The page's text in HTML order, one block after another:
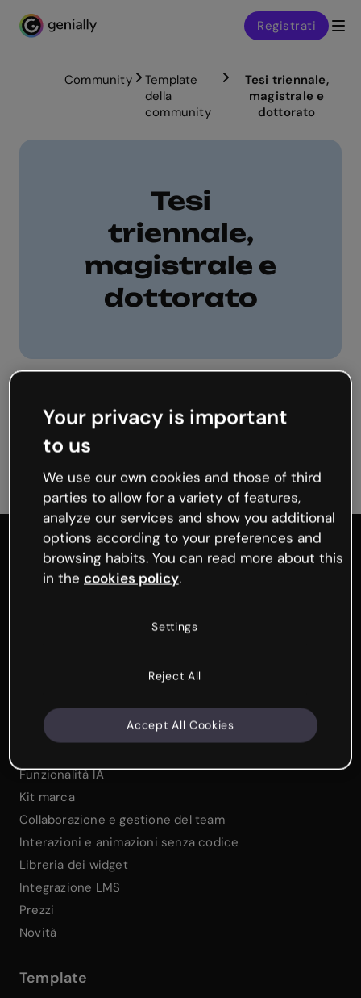
Genialy home page
Registrati
Community
Template
della
community
Tesi triennale,
magistrale e
dottorato
Tesi
triennale,
magistrale e
dottorato
Tutti i formati
Genialy home page
Generatore di domande e quiz
Presenta e gioca in tempo reale
Funzionalità IA
Kit marca
Collaborazione e gestione del team
Interazioni e animazioni senza codice
Libreria dei widget
Integrazione LMS
Prezzi
Novità
Template
Your privacy is important
to us
We use our own cookies and those of third
parties to allow for a variety of features,
analyze our services and show you additional
options according to your preferences and
browsing habits. You can read more about this
in the cookies policy.
Settings
Reject All
Accept All Cookies